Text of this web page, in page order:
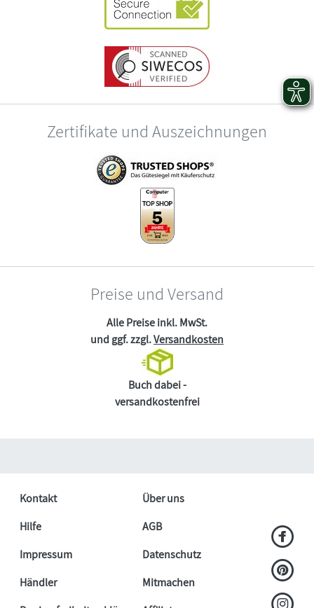
Zertifikate und Auszeichnungen
Preise und Versand
Alle Preise inkl. MwSt.
und ggf. zzgl.Versandkosten
Buch dabei -
versandkostenfrei
Kontakt
Über uns
Hilfe
AGB
Impressum
Datenschutz
Händler
Mitmachen